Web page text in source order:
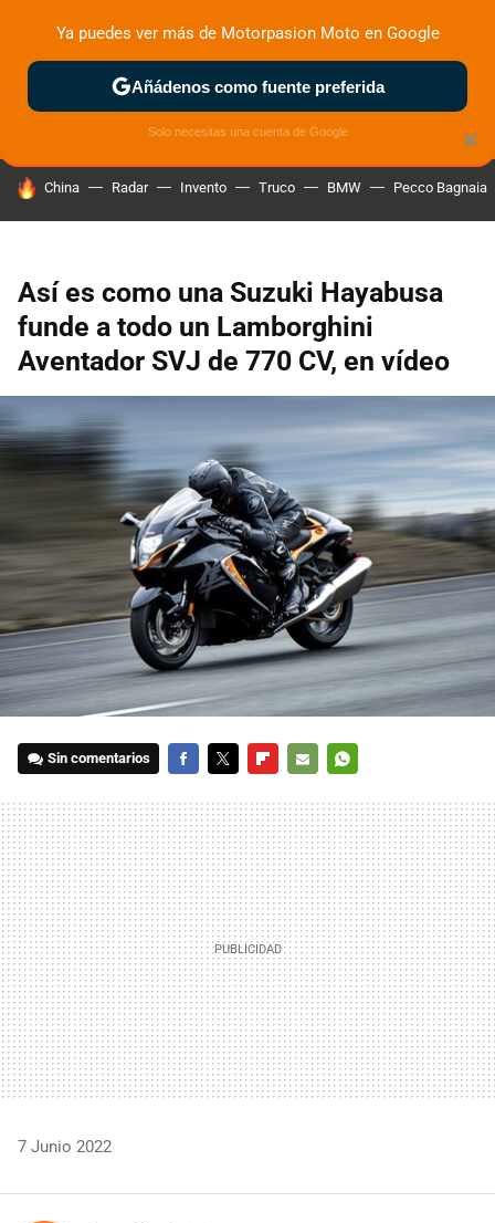
ZONA DE PRUEBAS DEPORTIVAS MOTOS ELÉCTRICAS
HOY SE HABLA DE
China Radar Invento Truco BMW Pecco Bagnaia
Así es como una Suzuki Hayabusa
funde a todo un Lamborghini
Aventador SVJ de 770 CV, en vídeo
Sin comentarios
MAIL
7 Junio 2022
×
Ya puedes ver más de Motorpasion Moto en Google
Añádenos como fuente preferida
Solo necesitas una cuenta de Google